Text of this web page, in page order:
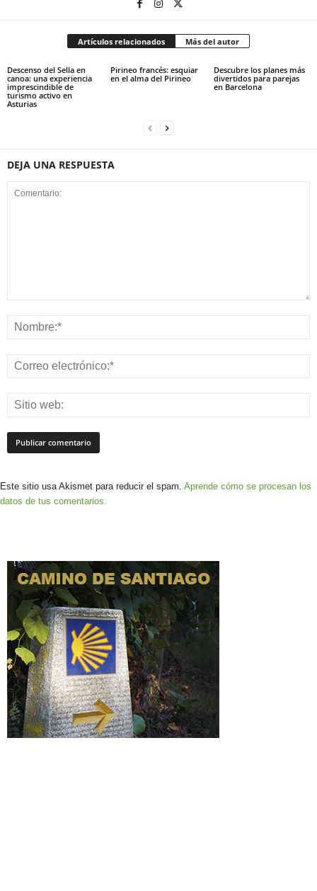
Artículos relacionados Más del autor
Descenso del Sella en
canoa: una experiencia
imprescindible de
turismo activo en
Asturias
Pirineo francés: esquiar
en el alma del Pirineo
Descubre los planes más
divertidos para parejas
en Barcelona
DEJA UNA RESPUESTA
Este sitio usa Akismet para reducir el spam. Aprende cómo se procesan los
datos de tus comentarios.